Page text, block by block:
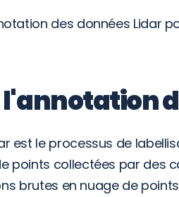
des données Lidar
est le processus de
points collectées par des
brutes en nuage de